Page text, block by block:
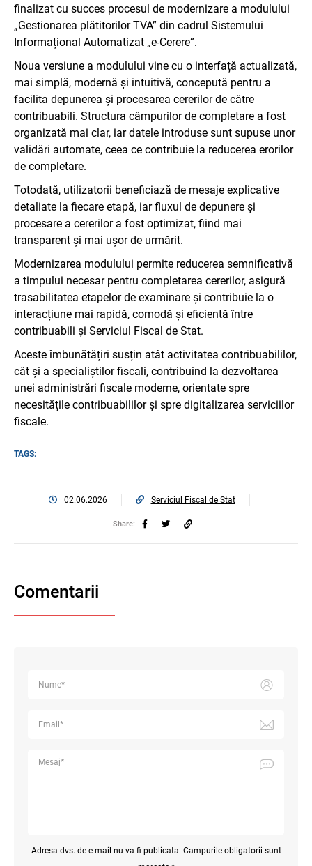
finalizat cu succes procesul de modernizare a modulului
„Gestionarea plătitorilor TVA” din cadrul Sistemului
Informațional Automatizat „e-Cerere”.
Noua versiune a modulului vine cu o interfață actualizată,
mai simplă, modernă și intuitivă, concepută pentru a
facilita depunerea și procesarea cererilor de către
contribuabili. Structura câmpurilor de completare a fost
organizată mai clar, iar datele introduse sunt supuse unor
validări automate, ceea ce contribuie la reducerea erorilor
de completare.
Totodată, utilizatorii beneficiază de mesaje explicative
detaliate la fiecare etapă, iar fluxul de depunere și
procesare a cererilor a fost optimizat, fiind mai
transparent și mai ușor de urmărit.
Modernizarea modulului permite reducerea semnificativă
a timpului necesar pentru completarea cererilor, asigură
trasabilitatea etapelor de examinare și contribuie la o
interacțiune mai rapidă, comodă și eficientă între
contribuabili și Serviciul Fiscal de Stat.
Aceste îmbunătățiri susțin atât activitatea contribuabililor,
cât și a specialiștilor fiscali, contribuind la dezvoltarea
unei administrări fiscale moderne, orientate spre
necesitățile contribuabililor și spre digitalizarea serviciilor
fiscale.
TAGS:
02.06.2026 Serviciul Fiscal de Stat
Share:
Comentarii
Adresa dvs. de e-mail nu va fi publicata. Campurile obligatorii sunt